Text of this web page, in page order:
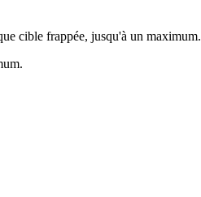
cible frappée, jusqu'à un maximum.